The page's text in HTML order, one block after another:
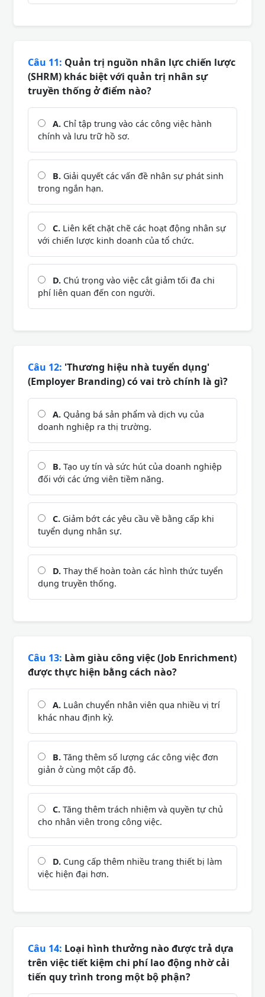
Câu 11: Quản trị nguồn nhân lực chiến lược
(SHRM) khác biệt với quản trị nhân sự
truyền thống ở điểm nào?
A. Chỉ tập trung vào các công việc hành
chính và lưu trữ hồ sơ.
B. Giải quyết các vấn đề nhân sự phát sinh
trong ngắn hạn.
C. Liên kết chặt chẽ các hoạt động nhân sự
với chiến lược kinh doanh của tổ chức.
D. Chú trọng vào việc cắt giảm tối đa chi
phí liên quan đến con người.
Câu 12: 'Thương hiệu nhà tuyển dụng'
(Employer Branding) có vai trò chính là gì?
A. Quảng bá sản phẩm và dịch vụ của
doanh nghiệp ra thị trường.
B. Tạo uy tín và sức hút của doanh nghiệp
đối với các ứng viên tiềm năng.
C. Giảm bớt các yêu cầu về bằng cấp khi
tuyển dụng nhân sự.
D. Thay thế hoàn toàn các hình thức tuyển
dụng truyền thống.
Câu 13: Làm giàu công việc (Job Enrichment)
được thực hiện bằng cách nào?
A. Luân chuyển nhân viên qua nhiều vị trí
khác nhau định kỳ.
B. Tăng thêm số lượng các công việc đơn
giản ở cùng một cấp độ.
C. Tăng thêm trách nhiệm và quyền tự chủ
cho nhân viên trong công việc.
D. Cung cấp thêm nhiều trang thiết bị làm
việc hiện đại hơn.
Câu 14: Loại hình thưởng nào được trả dựa
trên việc tiết kiệm chi phí lao động nhờ cải
tiến quy trình trong một bộ phận?